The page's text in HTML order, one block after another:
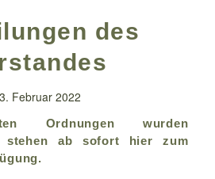
des
Februar 2022
Ordnungen wurden
stehen ab sofort hier zum